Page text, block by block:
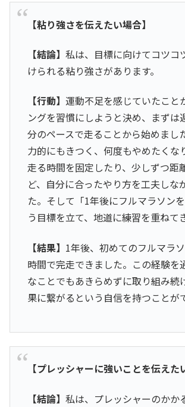
【粘り強さを伝えたい場合】
【結論】 私は、目標に向けてコツコ
けられる粘り強さがあります。
【行動】 運動不足を感じていたこと
ングを習慣にしようと決め、まずは
分のペースで走ることから始めまし
力的にもきつく、何度もやめたくな
走る時間を固定したり、少しずつ距
ど、自分に合ったやり方を工夫しな
た。そして「1年後にフルマラソン
う目標を立て、地道に練習を重ねて
【結果】 1年後、初めてのフルマラ
時間で完走できました。この経験を
なことでもあきらめずに取り組み続
果に繋がるという自信を持つことが
【プレッシャーに強いことを伝えた
【結論】 私は、プレッシャーのかか